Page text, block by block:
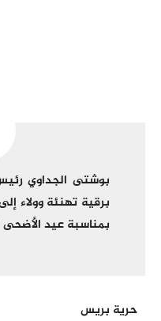
بوشتى الجداوي
برقية تهنئة وولاء
بمناسبة عيد الأضحى
حرية بريس